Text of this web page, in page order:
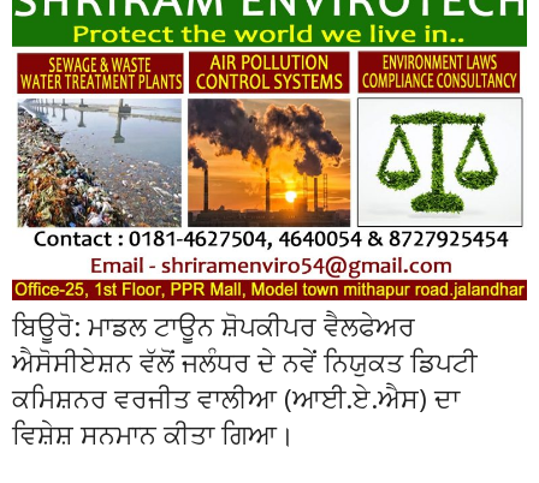
ਬਿਊਰੋ: ਮਾਡਲ ਟਾਊਨ ਸ਼ੋਪਕੀਪਰ ਵੈਲਫੇਅਰ
ਐਸੋਸੀਏਸ਼ਨ ਵੱਲੋਂ ਜਲੰਧਰ ਦੇ ਨਵੇਂ ਨਿਯੁਕਤ ਡਿਪਟੀ
ਕਮਿਸ਼ਨਰ ਵਰਜੀਤ ਵਾਲੀਆ (ਆਈ.ਏ.ਐਸ) ਦਾ
ਵਿਸ਼ੇਸ਼ ਸਨਮਾਨ ਕੀਤਾ ਗਿਆ।